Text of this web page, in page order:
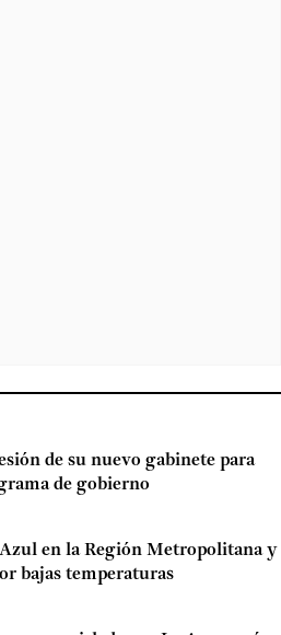
de su nuevo gabinete para
de gobierno
en la Región Metropolitana y
bajas temperaturas